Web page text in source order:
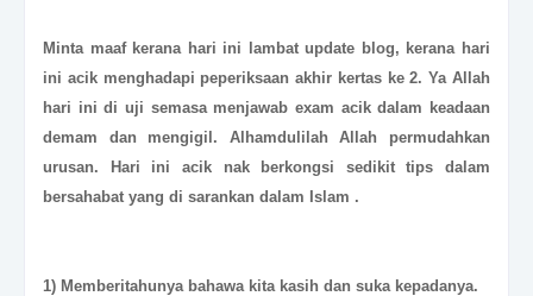
Minta maaf kerana hari ini lambat update blog, kerana hari
ini acik menghadapi peperiksaan akhir kertas ke 2. Ya Allah
hari ini di uji semasa menjawab exam acik dalam keadaan
demam dan mengigil. Alhamdulilah Allah permudahkan
urusan. Hari ini acik nak berkongsi sedikit tips dalam
bersahabat yang di sarankan dalam Islam .
1) Memberitahunya bahawa kita kasih dan suka kepadanya.